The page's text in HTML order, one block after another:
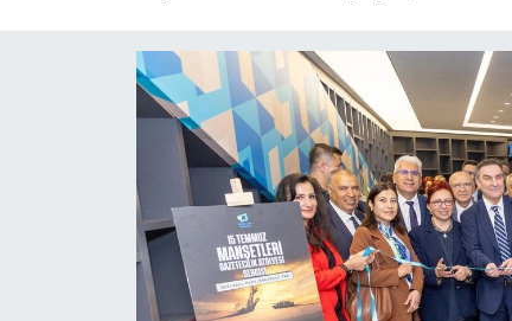
Burç Yorumları